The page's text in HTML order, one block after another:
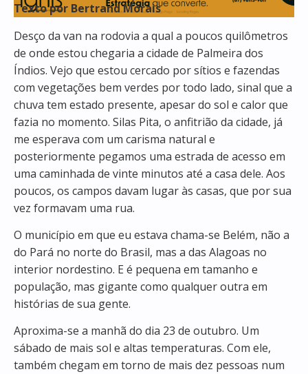
Texto por Bertrand Morais
Desço da van na rodovia a qual a poucos quilômetros
de onde estou chegaria a cidade de Palmeira dos
Índios. Vejo que estou cercado por sítios e fazendas
com vegetações bem verdes por todo lado, sinal que a
chuva tem estado presente, apesar do sol e calor que
fazia no momento. Silas Pita, o anfitrião da cidade, já
me esperava com um carisma natural e
posteriormente pegamos uma estrada de acesso em
uma caminhada de vinte minutos até a casa dele. Aos
poucos, os campos davam lugar às casas, que por sua
vez formavam uma rua.
O município em que eu estava chama-se Belém, não a
do Pará no norte do Brasil, mas a das Alagoas no
interior nordestino. E é pequena em tamanho e
população, mas gigante como qualquer outra em
histórias de sua gente.
Aproxima-se a manhã do dia 23 de outubro. Um
sábado de mais sol e altas temperaturas. Com ele,
também chegam em torno de mais dez pessoas num